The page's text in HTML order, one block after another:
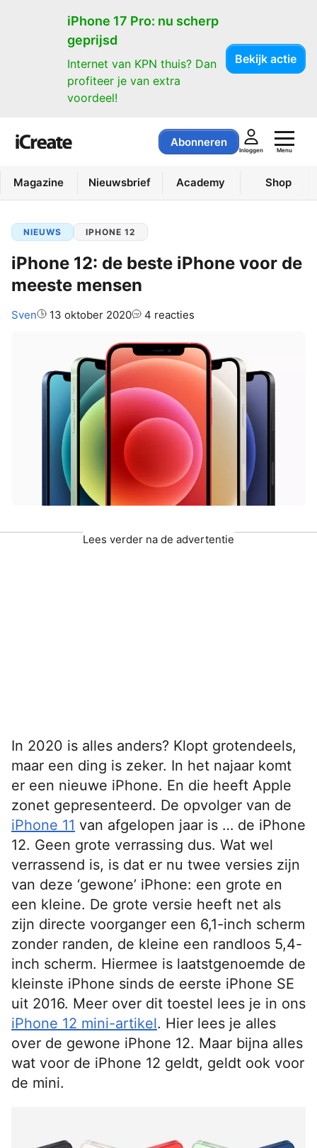
iPhone 17 Pro: nu scherp
geprijsd
Internet van KPN thuis? Dan
profiteer je van extra
voordeel!
Bekijk actie
Abonneren
Inloggen Menu
Magazine Nieuwsbrief Academy Shop
NIEUWS IPHONE 12
iPhone 12: de beste iPhone voor de
meeste mensen
Auteur:
Sven 13 oktober 2020 4 reacties
Lees verder na de advertentie
In 2020 is alles anders? Klopt grotendeels,
maar een ding is zeker. In het najaar komt
er een nieuwe iPhone. En die heeft Apple
zonet gepresenteerd. De opvolger van de
iPhone 11 van afgelopen jaar is … de iPhone
12. Geen grote verrassing dus. Wat wel
verrassend is, is dat er nu twee versies zijn
van deze ‘gewone’ iPhone: een grote en
een kleine. De grote versie heeft net als
zijn directe voorganger een 6,1-inch scherm
zonder randen, de kleine een randloos 5,4-
inch scherm. Hiermee is laatstgenoemde de
kleinste iPhone sinds de eerste iPhone SE
uit 2016. Meer over dit toestel lees je in ons
iPhone 12 mini-artikel. Hier lees je alles
over de gewone iPhone 12. Maar bijna alles
wat voor de iPhone 12 geldt, geldt ook voor
de mini.